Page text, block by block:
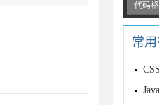
代码
常